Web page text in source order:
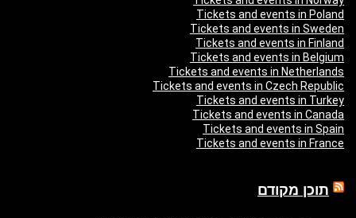
Tickets and events in Poland
Tickets and events in Sweden
Tickets and events in Finland
Tickets and events in Belgium
Tickets and events in Netherlands
Tickets and events in Czech Republic
Tickets and events in Turkey
Tickets and events in Canada
Tickets and events in Spain
Tickets and events in France
תוכן מקודם